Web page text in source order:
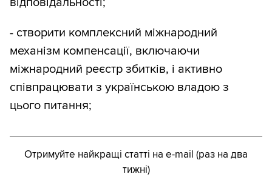
- створити комплексний міжнародний
механізм компенсації, включаючи
міжнародний реєстр збитків, і активно
співпрацювати з українською владою з
цього питання;
Отримуйте найкращі статті на e-mail (раз на два
тижні)